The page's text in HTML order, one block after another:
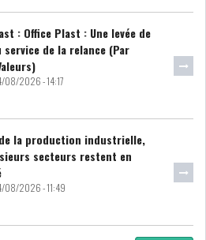
RSS
REPRÉSENTANTS DU
: Office Plast : Une levée de
service de la relance (Par
08/2026 - 14:17
la production industrielle,
secteurs restent en
08/2026 - 11:49